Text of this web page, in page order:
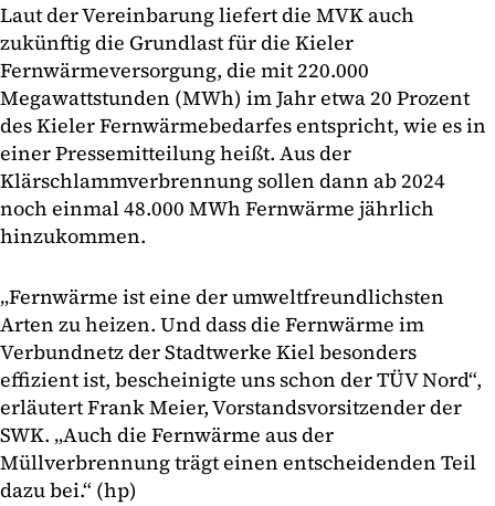
Laut der Vereinbarung liefert die MVK auch
zukünftig die Grundlast für die Kieler
Fernwärmeversorgung, die mit 220.000
Megawattstunden (MWh) im Jahr etwa 20 Prozent
des Kieler Fernwärmebedarfes entspricht, wie es in
einer Pressemitteilung heißt. Aus der
Klärschlammverbrennung sollen dann ab 2024
noch einmal 48.000 MWh Fernwärme jährlich
hinzukommen.
„Fernwärme ist eine der umweltfreundlichsten
Arten zu heizen. Und dass die Fernwärme im
Verbundnetz der Stadtwerke Kiel besonders
effizient ist, bescheinigte uns schon der TÜV Nord“,
erläutert Frank Meier, Vorstandsvorsitzender der
SWK. „Auch die Fernwärme aus der
Müllverbrennung trägt einen entscheidenden Teil
dazu bei.“ (hp)